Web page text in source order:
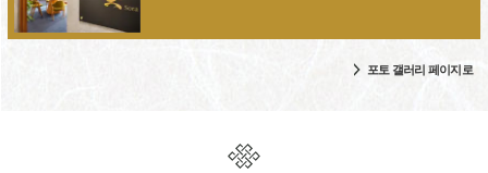
포토 갤러리 페이지로